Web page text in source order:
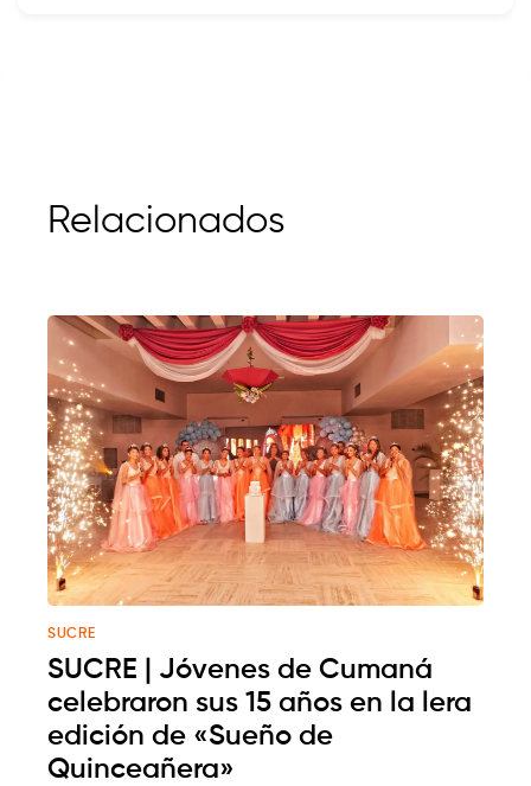
Relacionados
SUCRE
SUCRE | Jóvenes de Cumaná
celebraron sus 15 años en la lera
edición de «Sueño de
Quinceañera»